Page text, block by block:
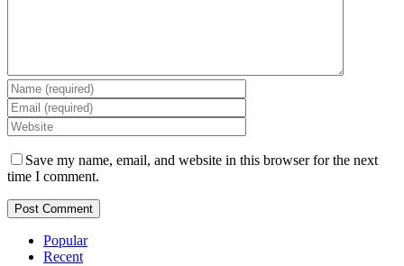
Save my name, email, and website in this browser for the next
time I comment.
Popular
Recent